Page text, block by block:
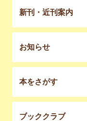
新刊・近刊案内
お知らせ
本をさがす
ブッククラブ